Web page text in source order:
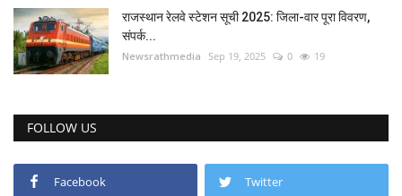
राजस्थान रेलवे स्टेशन सूची 2025: जिला-वार पूरा विवरण,
संपर्क...
Newsrathmedia Sep 19, 2025 0 19
FOLLOW US
Facebook Twitter